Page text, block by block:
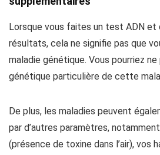
Lorsque vous faites un test ADN et
résultats, cela ne signifie pas que
maladie génétique. Vous pourriez
génétique particulière de cette
De plus, les maladies peuvent
par d’autres paramètres,
(présence de toxine dans l’air), vos